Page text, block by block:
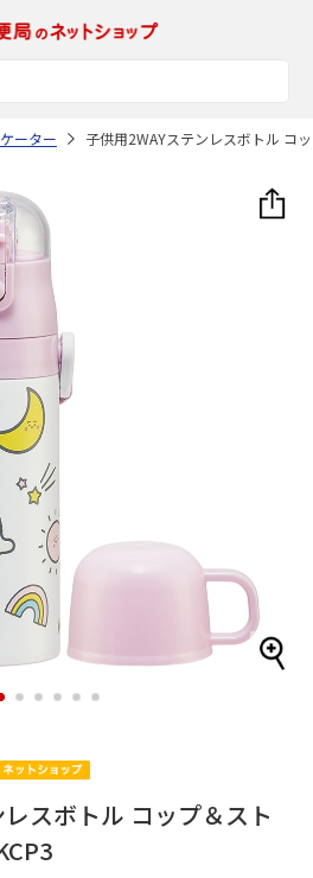
ーター 子供用2WAYステンレスボトル コ
2 3 4 5 6
スボトル コップ＆スト